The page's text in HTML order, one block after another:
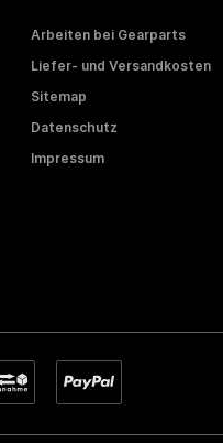
Arbeiten bei Gearparts
Liefer- und Versandkosten
Sitemap
Datenschutz
Impressum